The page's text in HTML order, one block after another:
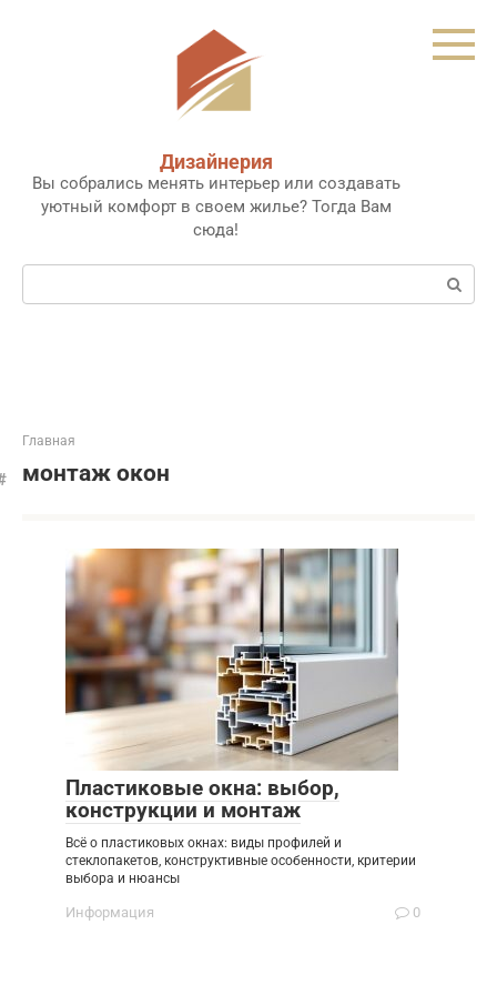
Дизайнерия
Вы собрались менять интерьер или создавать
уютный комфорт в своем жилье? Тогда Вам
сюда!
Поиск:
Главная
монтаж окон
Пластиковые окна: выбор,
конструкции и монтаж
Всё о пластиковых окнах: виды профилей и
стеклопакетов, конструктивные особенности, критерии
выбора и нюансы
Информация 0